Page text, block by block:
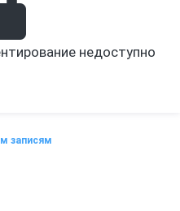
недоступно
записям